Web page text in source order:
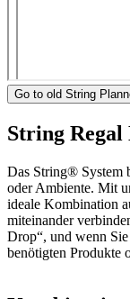
Go to old String
String
Das String® System
oder Ambiente. Mit
ideale Kombination
miteinander
Drop“, und wenn
benötigten Produkte